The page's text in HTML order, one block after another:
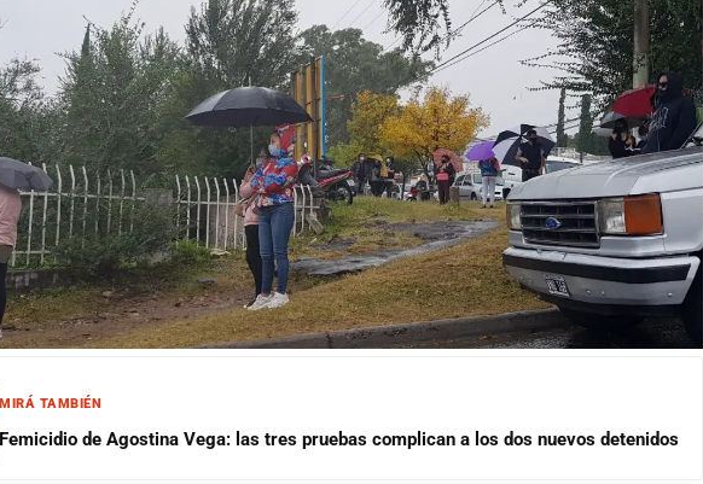
MIRÁ TAMBIÉN
Femicidio de Agostina Vega: las tres pruebas complican a los dos nuevos detenidos